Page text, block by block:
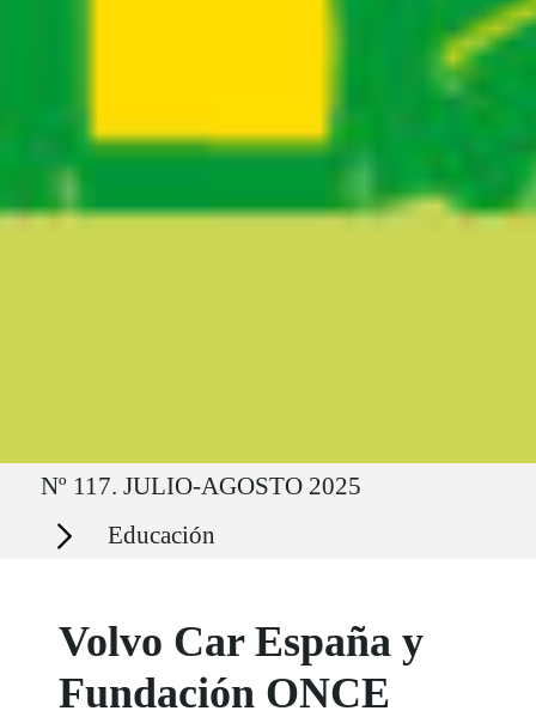
Ruta del sitio
Nº 117. JULIO-AGOSTO 2025
Secciones Educación
Volvo Car España y
Fundación ONCE